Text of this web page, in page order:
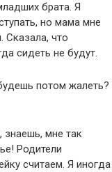
брата. Я
но мама мне
Сказала, что
сидеть не будут.
потом жалеть?
знаешь, мне так
Родители
считаем. Я иногда